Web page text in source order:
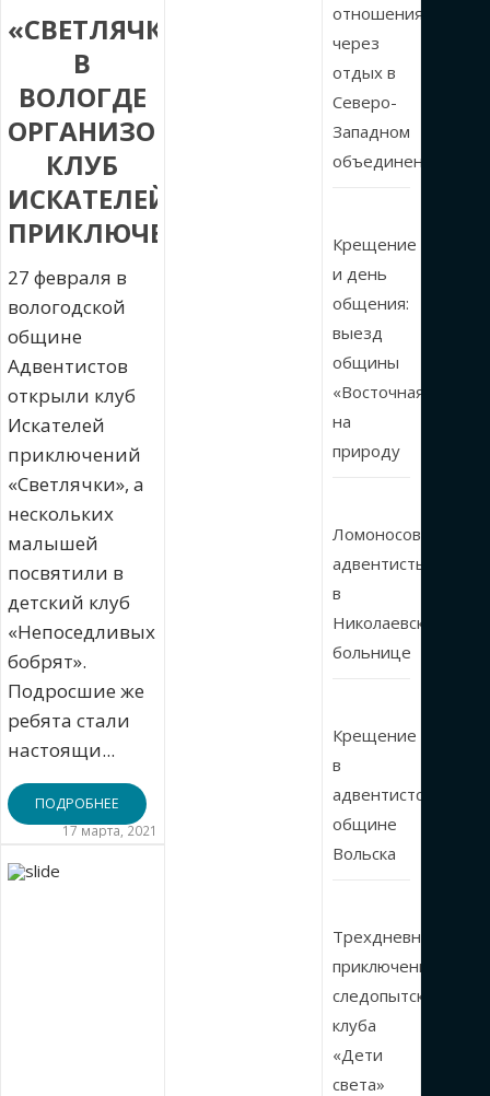
«СВЕТЛЯЧКИ»:
В
ВОЛОГДЕ
ОРГАНИЗОВАЛИ
КЛУБ
ИСКАТЕЛЕЙ
ПРИКЛЮЧЕНИЙ
27 февраля в
вологодской
общине
Адвентистов
открыли клуб
Искателей
приключений
«Светлячки», а
нескольких
малышей
посвятили в
детский клуб
«Непоседливых
бобрят».
Подросшие же
ребята стали
настоящи...
ПОДРОБНЕЕ
17 марта, 2021
отношения
через
отдых в
Северо-
Западном
объединении
Крещение
и день
общения:
выезд
общины
«Восточная»
на
природу
Ломоносовские
адвентисты
в
Николаевской
больнице
Крещение
в
адвентистской
общине
Вольска
Трехдневные
приключения
следопытского
клуба
«Дети
света»